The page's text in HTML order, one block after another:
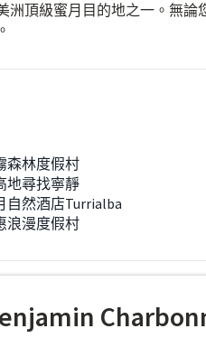
洲頂級蜜月目的地之一。無
森林度假村
地尋找寧靜
自然酒店Turrialba
浪漫度假村